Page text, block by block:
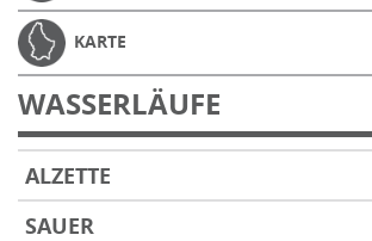
KARTE
WASSERLÄUFE
ALZETTE
SAUER